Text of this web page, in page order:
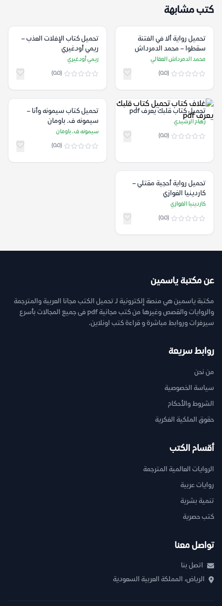
كتب مشابهة
تحميل رواية ألا في الفتنة
سقطوا – محمد الدمرداش
العقالي
محمد الدمرداش العقالي
(0.0)
تحميل كتاب الإفلات العذب –
ريمي أودغيري
ريمي أودغيري
(0.0)
تحميل كتاب قلبك يعرف pdf
رهام الرشيدي
(0.0)
تحميل كتاب سيمونه وأنا –
سيمونه ف. باومان
سيمونه ف. باومان
(0.0)
تحميل رواية أحجية مقتلي –
كاردينيا الغوازي
كاردينيا الغوازي
(0.0)
عن مكتبة ياسمين
مكتبة ياسمين هي منصة إلكترونية لـ تحميل الكتب مجانا العربية والمترجمة
والروايات والقصص وغيرها من كتب مجانية pdf فى جميع المجالات بأسرع
سيرفرات وروابط مباشرة و قراءة كتب اونلاين.
روابط سريعة
من نحن
سياسة الخصوصية
الشروط والأحكام
حقوق الملكية الفكرية
أقسام الكتب
الروايات العالمية المترجمة
روايات عربية
تنمية بشرية
كتب حصرية
تواصل معنا
اتصل بنا
الرياض، المملكة العربية السعودية